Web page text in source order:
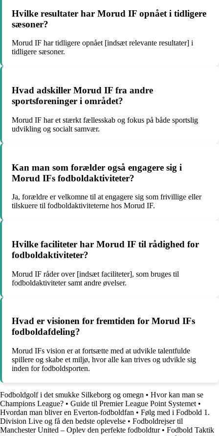
Hvilke resultater har Morud IF opnået i tidligere
sæsoner?
Morud IF har tidligere opnået [indsæt relevante resultater] i
tidligere sæsoner.
Hvad adskiller Morud IF fra andre
sportsforeninger i området?
Morud IF har et stærkt fællesskab og fokus på både sportslig
udvikling og socialt samvær.
Kan man som forælder også engagere sig i
Morud IFs fodboldaktiviteter?
Ja, forældre er velkomne til at engagere sig som frivillige eller
tilskuere til fodboldaktiviteterne hos Morud IF.
Hvilke faciliteter har Morud IF til rådighed for
fodboldaktiviteter?
Morud IF råder over [indsæt faciliteter], som bruges til
fodboldaktiviteter samt andre øvelser.
Hvad er visionen for fremtiden for Morud IFs
fodboldafdeling?
Morud IFs vision er at fortsætte med at udvikle talentfulde
spillere og skabe et miljø, hvor alle kan trives og udvikle sig
inden for fodboldsporten.
Fodboldgolf i det smukke Silkeborg og omegn • Hvor kan man se
Champions League? • Guide til Premier League Point Systemet •
Hvordan man bliver en Everton-fodboldfan • Følg med i Fodbold 1.
Division Live og få den bedste oplevelse • Fodboldrejser til
Manchester United – Oplev den perfekte fodboldtur• Fodbold Taktik